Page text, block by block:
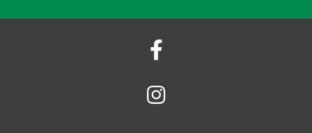

